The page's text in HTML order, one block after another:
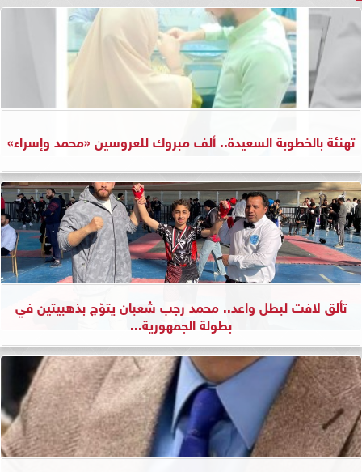
تهنئة بالخطوبة السعيدة.. ألف مبروك للعروسين «محمد وإسراء»
تألق لافت لبطل واعد.. محمد رجب شعبان يتوّج بذهبيتين في
بطولة الجمهورية...